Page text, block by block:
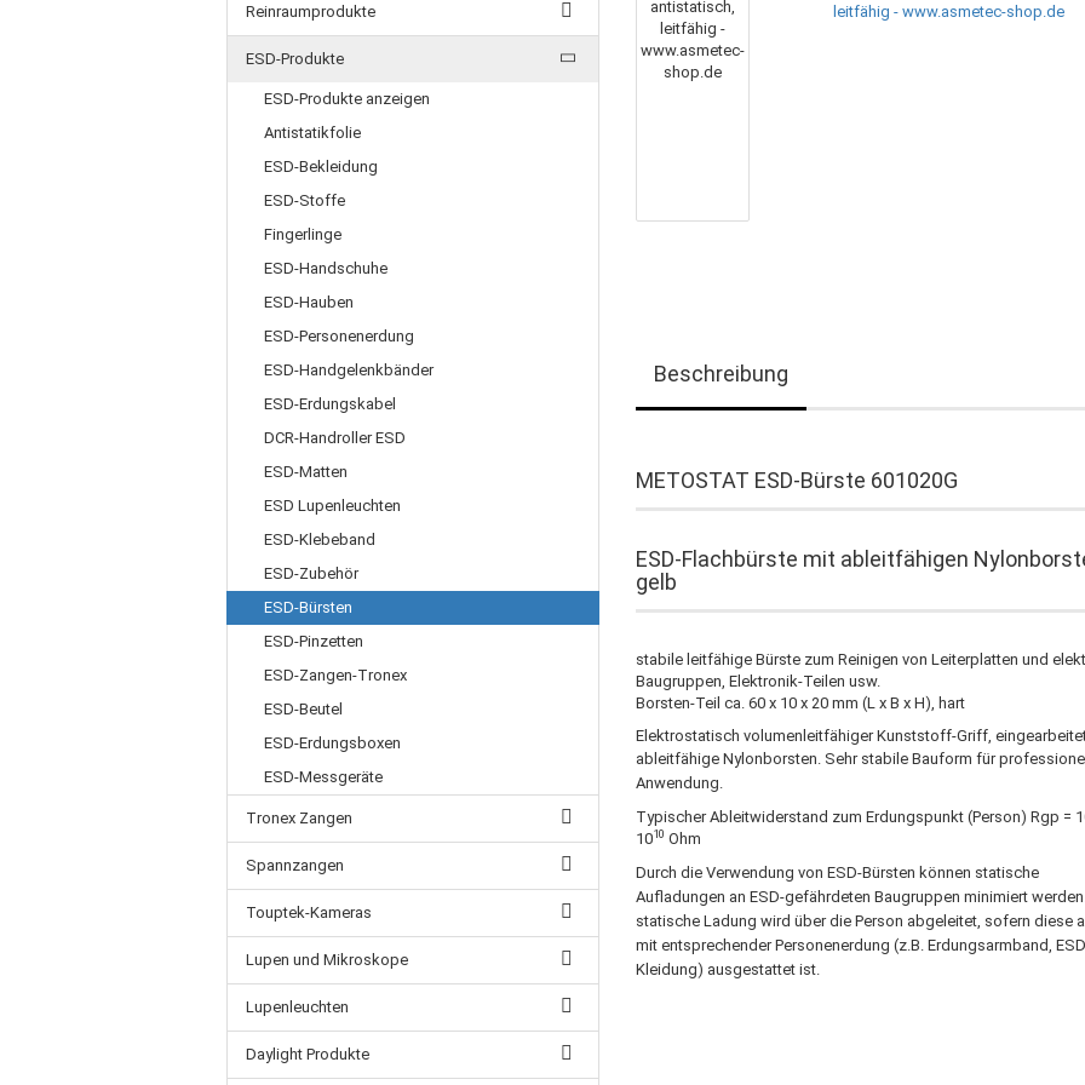
Beschreibung
METOSTAT ESD-Bürste 601020G
ESD-Flachbürste mit ableitfähigen
gelb
stabile leitfähige Bürste zum Reinigen von Leiterplatten und
Baugruppen, Elektronik-Teilen usw.
Borsten-Teil ca. 60 x 10 x 20 mm (L x B x H), hart
Elektrostatisch volumenleitfähiger Kunststoff-Griff,
ableitfähige Nylonborsten. Sehr stabile Bauform für
Anwendung.
Typischer Ableitwiderstand zum Erdungspunkt (Person) Rgp =
1010 Ohm
Durch die Verwendung von ESD-Bürsten können statische
Aufladungen an ESD-gefährdeten Baugruppen minimiert
statische Ladung wird über die Person abgeleitet, sofern diese
mit entsprechender Personenerdung (z.B. Erdungsarmband,
Kleidung) ausgestattet ist.
Reinraumprodukte
ESD-Produkte
ESD-Produkte anzeigen
Antistatikfolie
ESD-Bekleidung
ESD-Stoffe
Fingerlinge
ESD-Handschuhe
ESD-Hauben
ESD-Personenerdung
ESD-Handgelenkbänder
ESD-Erdungskabel
DCR-Handroller ESD
ESD-Matten
ESD Lupenleuchten
ESD-Klebeband
ESD-Zubehör
ESD-Bürsten
ESD-Pinzetten
ESD-Zangen-Tronex
ESD-Beutel
ESD-Erdungsboxen
ESD-Messgeräte
Tronex Zangen
Spannzangen
Touptek-Kameras
Lupen und Mikroskope
Lupenleuchten
Daylight Produkte